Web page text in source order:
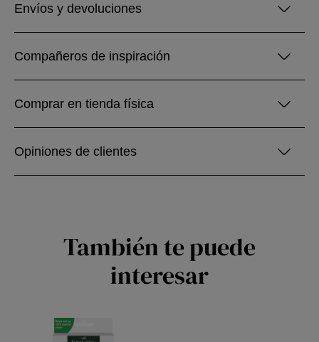
Envíos y devoluciones
Compañeros de inspiración
Comprar en tienda física
Opiniones de clientes
También te puede
interesar